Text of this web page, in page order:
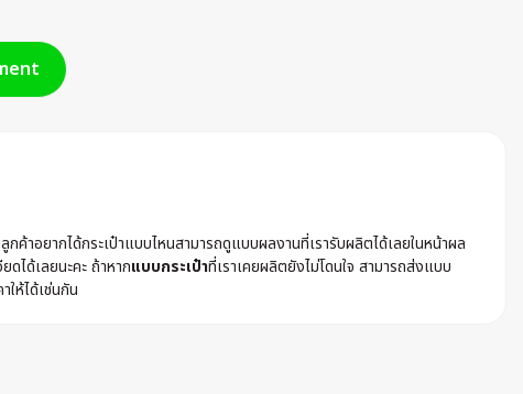
ค้าอยากได้กระเป๋าแบบไหนสามารถดูแบบผลงานที่เรารับผลิตได้เลยในหน้าผล
ได้เลยนะคะ ถ้าหากแบบกระเป๋าที่เราเคยผลิตยังไม่โดนใจ สามารถส่งแบบ
ให้ได้เช่นกัน